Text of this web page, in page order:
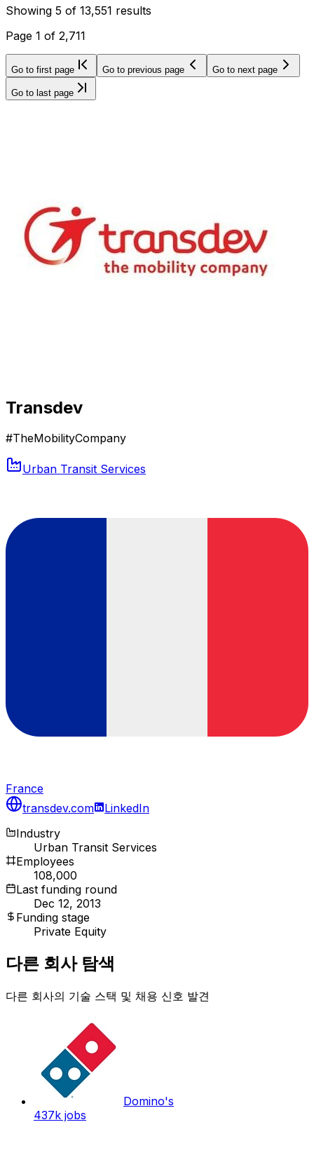
Showing 5 of 13,551 results
Page 1 of 2,711
Go to first page Go to previous page Go to next page
Go to last page
Transdev
#TheMobilityCompany
Urban Transit Services
France
transdev.com
LinkedIn
Industry
Urban Transit Services
Employees
108,000
Last funding round
Dec 12, 2013
Funding stage
Private Equity
다른 회사 탐색
다른 회사의 기술 스택 및 채용 신호 발견
Domino's
437k jobs